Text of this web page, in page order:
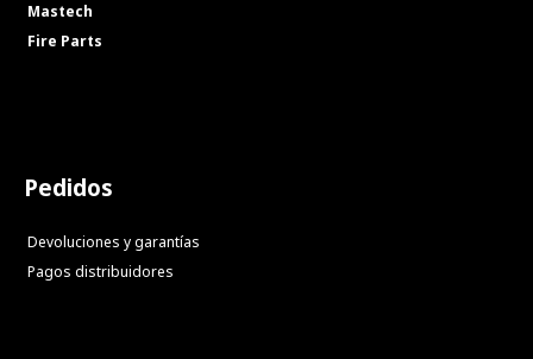
Mastech
Fire Parts
Pedidos
Devoluciones y garantías
Pagos distribuidores